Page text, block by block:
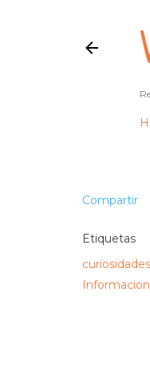
Compartir
Etiquetas
curiosidades
Informacion